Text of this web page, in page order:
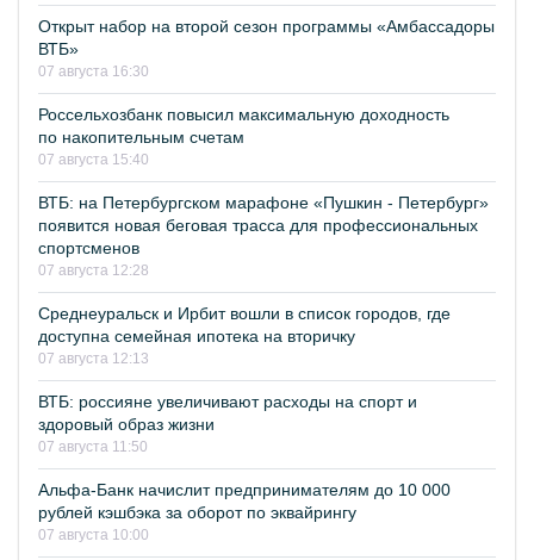
Открыт набор на второй сезон программы «Амбассадоры
ВТБ»
07 августа 16:30
Россельхозбанк повысил максимальную доходность
по накопительным счетам
07 августа 15:40
ВТБ: на Петербургском марафоне «Пушкин - Петербург»
появится новая беговая трасса для профессиональных
спортсменов
07 августа 12:28
Среднеуральск и Ирбит вошли в список городов, где
доступна семейная ипотека на вторичку
07 августа 12:13
ВТБ: россияне увеличивают расходы на спорт и
здоровый образ жизни
07 августа 11:50
Альфа-Банк начислит предпринимателям до 10 000
рублей кэшбэка за оборот по эквайрингу
07 августа 10:00